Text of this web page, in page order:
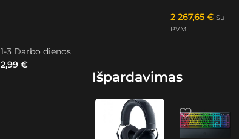
1-3 Darbo dienos
2,99€
2 267,65 € Su
PVM
Išpardavimas